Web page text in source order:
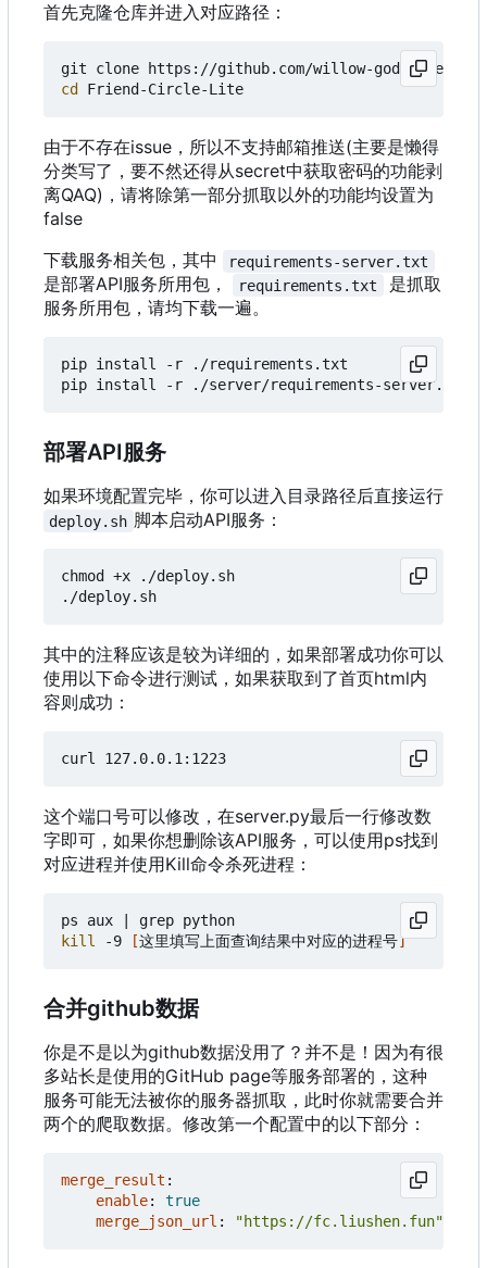
首先克隆仓库并进入对应路径：
cd
由于不存在issue，所以不支持邮箱推送(主要是懒得
分类写了，要不然还得从secret中获取密码的功能剥
离QAQ)，请将除第一部分抓取以外的功能均设置为
false
下载服务相关包，其中
requirements-server.txt
是部署API服务所用包， requirements.txt
是抓取
服务所用包，请均下载一遍。
pip install -r ./requirements.txt
部署API服务
如果环境配置完毕，你可以进入目录路径后直接运行
deploy.sh 脚本启动API服务：
chmod +x ./deploy.sh
其中的注释应该是较为详细的，如果部署成功你可以
使用以下命令进行测试，如果获取到了首页html内
容则成功：
这个端口号可以修改，在server.py最后一行修改数
字即可，如果你想删除该API服务，可以使用ps找到
对应进程并使用Kill命令杀死进程：
ps aux
kill -9 [这里填写上面查询结果中对应的进程号]
合并github数据
你是不是以为github数据没用了？并不是！因为有很
多站长是使用的GitHub page等服务部署的，这种
服务可能无法被你的服务器抓取，此时你就需要合并
两个的爬取数据。修改第一个配置中的以下部分：
merge_result :
enable:
true
merge_json_url : "https://fc.liushen.fun"